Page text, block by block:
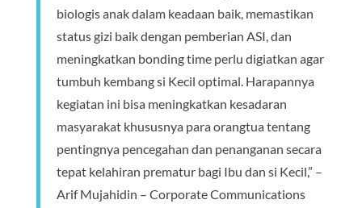
biologis anak dalam keadaan baik, memastikan
status gizi baik dengan pemberian ASI, dan
meningkatkan bonding time perlu digiatkan agar
tumbuh kembang si Kecil optimal. Harapannya
kegiatan ini bisa meningkatkan kesadaran
masyarakat khususnya para orangtua tentang
pentingnya pencegahan dan penanganan secara
tepat kelahiran prematur bagi Ibu dan si Kecil,” –
Arif Mujahidin – Corporate Communications